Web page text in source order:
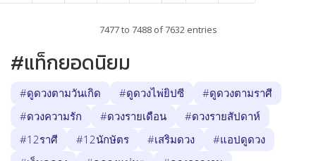
7477 to 7488 of 7632 entries
#แท็กยอดนิยม
#ดูดวงตามวันเกิด #ดูดวงไพ่ยิปซี
#ดูดวงตามราศี
#ดวงความรัก
#ดวงรายเดือน
#ดวงรายสัปดาห์
#12ราศี
#12นักษัตร #เสริมดวง
#แอปดูดวง